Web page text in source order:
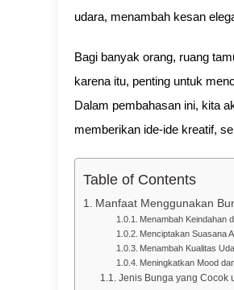
udara, menambah kesan
Bagi banyak orang, ruang
karena itu, penting untuk
Dalam pembahasan ini, kita
memberikan ide-ide kreatif,
Table of Contents
Manfaat Menggunakan
Menambah Keindahan
Menciptakan Suasana
Menambah Kualitas
Meningkatkan Mood
Jenis Bunga yang Cocok